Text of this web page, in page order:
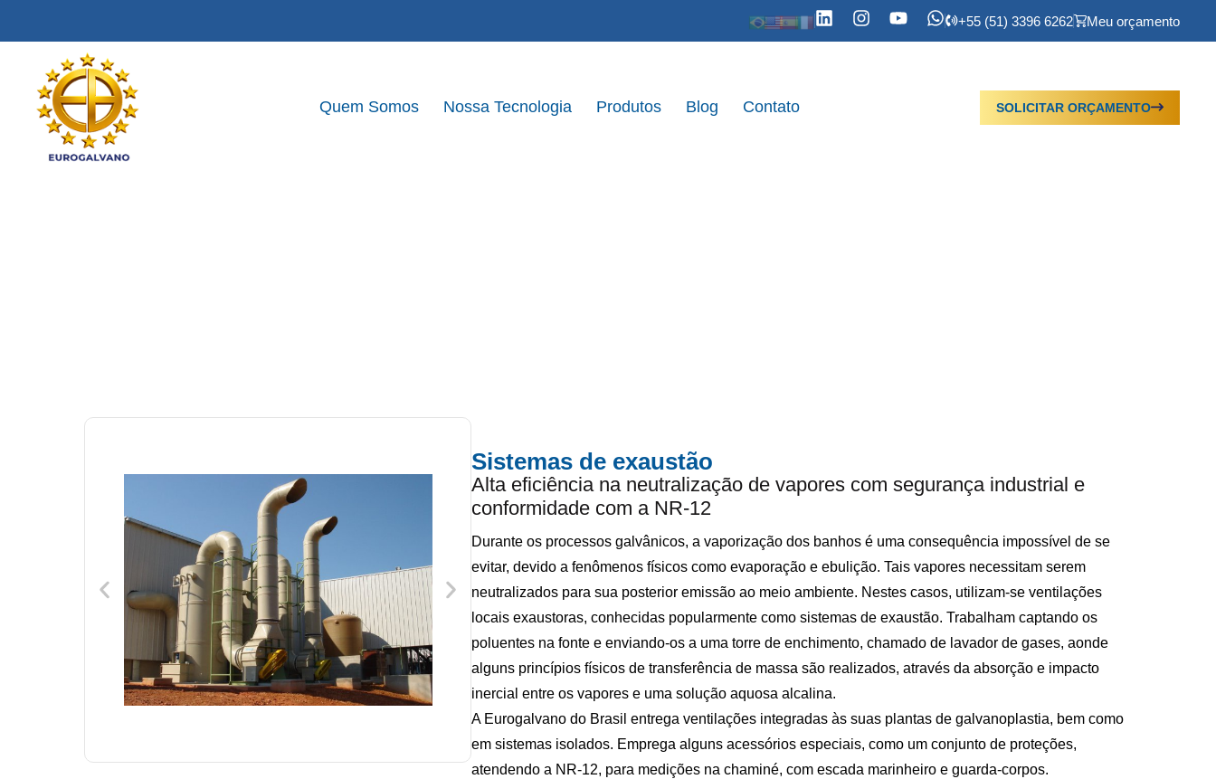
+55 (51) 3396 6262 Meu orçamento
Quem Somos Nossa Tecnologia Produtos Blog Contato SOLICITAR ORÇAMENTO
Sistemas de exaustão
Alta eficiência na neutralização de vapores com segurança industrial e
conformidade com a NR-12
Durante os processos galvânicos, a vaporização dos banhos é uma consequência impossível de se
evitar, devido a fenômenos físicos como evaporação e ebulição. Tais vapores necessitam serem
neutralizados para sua posterior emissão ao meio ambiente. Nestes casos, utilizam-se ventilações
locais exaustoras, conhecidas popularmente como sistemas de exaustão. Trabalham captando os
poluentes na fonte e enviando-os a uma torre de enchimento, chamado de lavador de gases, aonde
alguns princípios físicos de transferência de massa são realizados, através da absorção e impacto
inercial entre os vapores e uma solução aquosa alcalina.
A Eurogalvano do Brasil entrega ventilações integradas às suas plantas de galvanoplastia, bem como
em sistemas isolados. Emprega alguns acessórios especiais, como um conjunto de proteções,
atendendo a NR-12, para medições na chaminé, com escada marinheiro e guarda-corpos.